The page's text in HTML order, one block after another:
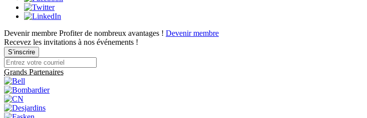
Devenir membre Profiter de nombreux avantages ! Devenir membre
Recevez les invitations à nos événements !
S’inscrire
Grands Partenaires